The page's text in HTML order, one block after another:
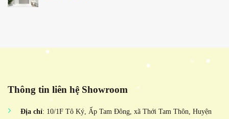
Thông tin liên hệ Showroom
Địa chỉ: 10/1F Tô Ký, Ấp Tam Đông, xã Thới Tam Thôn, Huyện